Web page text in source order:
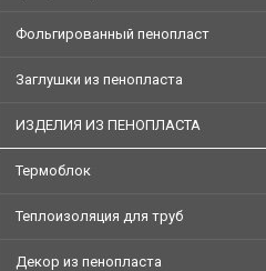
Фольгированный пенопласт
Заглушки из пенопласта
ИЗДЕЛИЯ ИЗ ПЕНОПЛАСТА
Термоблок
Теплоизоляция для труб
Декор из пенопласта